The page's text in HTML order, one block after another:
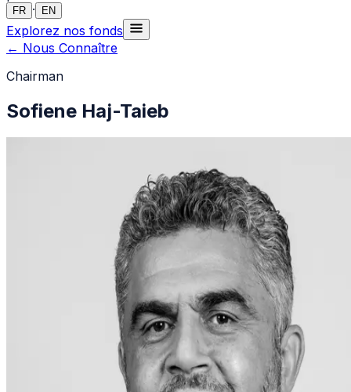
FR · EN
Explorez nos fonds
← Nous Connaître
Chairman
Sofiene Haj-Taieb